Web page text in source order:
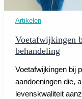
Artikelen
Voetafwijkingen
behandeling
Voetafwijkingen bij
aandoeningen die,
levenskwaliteit